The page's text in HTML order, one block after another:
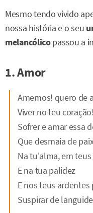
Mesmo tendo vivido
nossa história e o seu
melancólicopassou a
1. Amor
Amemos! quero de
Viver no teu coração!
Sofrer e amar essa
Que desmaia de
Na tu'alma, em
E na tua palidez
E nos teus ardentes
Suspirar de